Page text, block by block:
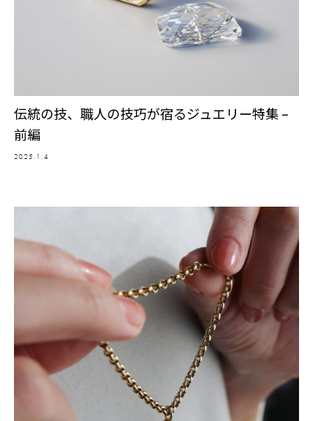
伝統の技、職人の技巧が宿るジュエリー特集 –
前編
2025.1.4